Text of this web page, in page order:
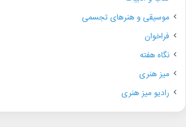
موسیقی و هنرهای تجسمی
فراخوان
نگاه هفته
میز هنری
رادیو میز هنری